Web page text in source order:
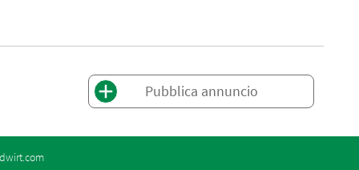
Pubblica annuncio